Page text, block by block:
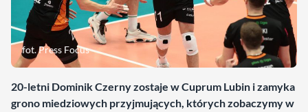
fot. Press Focus
20-letni Dominik Czerny zostaje w Cuprum Lubin i zamyka
grono miedziowych przyjmujących, których zobaczymy w